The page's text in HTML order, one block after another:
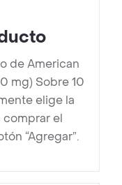
de American
mg) Sobre 10
elige la
comprar el
“Agregar”.